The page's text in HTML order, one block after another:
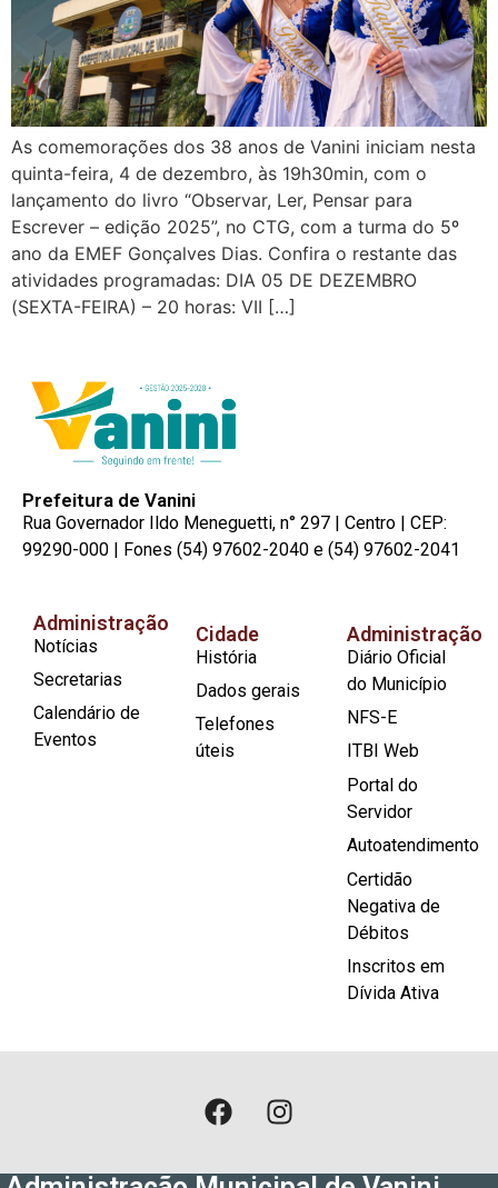
As comemorações dos 38 anos de Vanini iniciam nesta
quinta-feira, 4 de dezembro, às 19h30min, com o
lançamento do livro “Observar, Ler, Pensar para
Escrever – edição 2025”, no CTG, com a turma do 5º
ano da EMEF Gonçalves Dias. Confira o restante das
atividades programadas: DIA 05 DE DEZEMBRO
(SEXTA-FEIRA) – 20 horas: VII […]
Prefeitura de Vanini
Rua Governador Ildo Meneguetti, n° 297 | Centro | CEP:
99290-000 | Fones (54) 97602-2040 e (54) 97602-2041
Administração
Notícias
Secretarias
Calendário de
Eventos
Cidade
História
Dados gerais
Telefones
úteis
Administração
Diário Oficial
do Município
NFS-E
ITBI Web
Portal do
Servidor
Autoatendimento
Certidão
Negativa de
Débitos
Inscritos em
Dívida Ativa